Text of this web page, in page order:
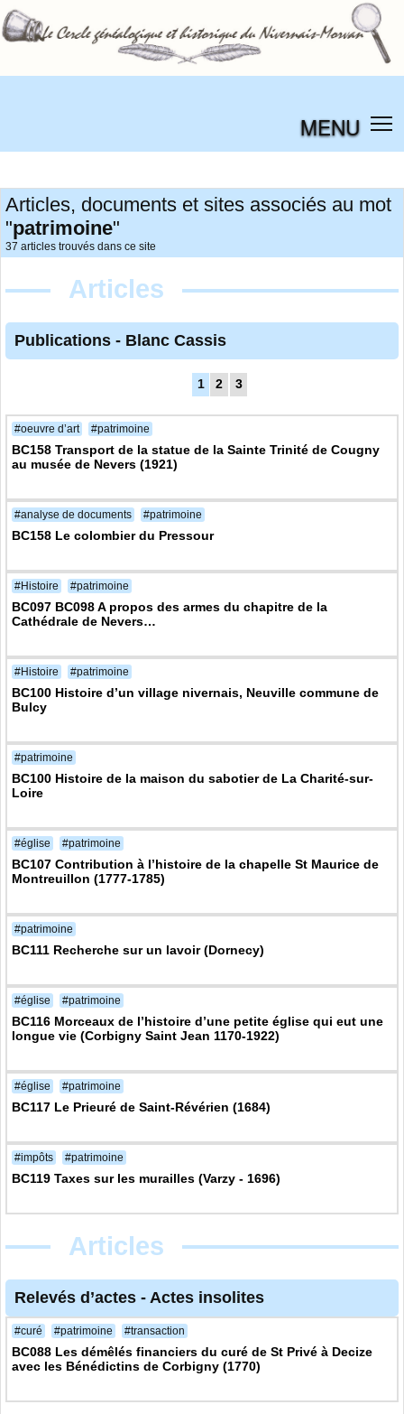
MENU
Articles, documents et sites associés au mot
"patrimoine"
37 articles trouvés dans ce site
Articles
Publications - Blanc Cassis
1 2 3
#oeuvre d’art #patrimoine
BC158 Transport de la statue de la Sainte Trinité de Cougny
au musée de Nevers (1921)
#analyse de documents #patrimoine
BC158 Le colombier du Pressour
#Histoire #patrimoine
BC097 BC098 A propos des armes du chapitre de la
Cathédrale de Nevers…
#Histoire #patrimoine
BC100 Histoire d’un village nivernais, Neuville commune de
Bulcy
#patrimoine
BC100 Histoire de la maison du sabotier de La Charité-sur-
Loire
#église #patrimoine
BC107 Contribution à l’histoire de la chapelle St Maurice de
Montreuillon (1777-1785)
#patrimoine
BC111 Recherche sur un lavoir (Dornecy)
#église #patrimoine
BC116 Morceaux de l’histoire d’une petite église qui eut une
longue vie (Corbigny Saint Jean 1170-1922)
#église #patrimoine
BC117 Le Prieuré de Saint-Révérien (1684)
#impôts #patrimoine
BC119 Taxes sur les murailles (Varzy - 1696)
Articles
Relevés d’actes - Actes insolites
#curé #patrimoine #transaction
BC088 Les démêlés financiers du curé de St Privé à Decize
avec les Bénédictins de Corbigny (1770)